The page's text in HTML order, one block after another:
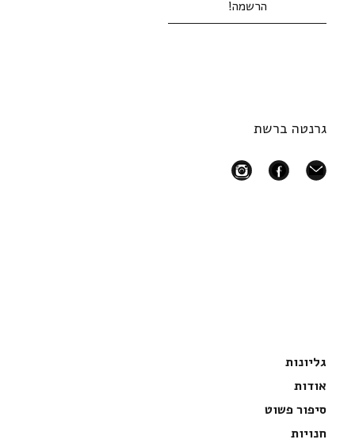
גרנטה ברשת
mail
facebook
instagram
גליונות
אודות
סיפור פשוט
חנויות